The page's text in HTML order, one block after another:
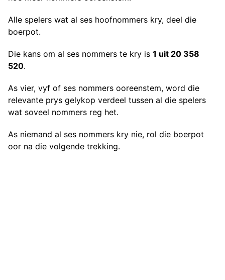
Alle spelers wat al ses hoofnommers kry, deel die
boerpot.
Die kans om al ses nommers te kry is 1 uit 20 358
520.
As vier, vyf of ses nommers ooreenstem, word die
relevante prys gelykop verdeel tussen al die spelers
wat soveel nommers reg het.
As niemand al ses nommers kry nie, rol die boerpot
oor na die volgende trekking.